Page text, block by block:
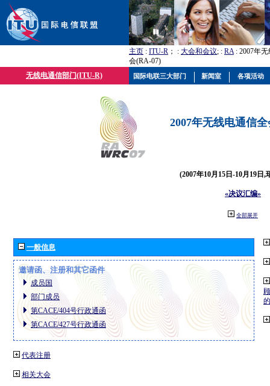
主页 : ITU-R ； : 大会和会议; : RA: 2007年
会(RA-07)
无线电通信部门(ITU-R)
2007年无线电通信
(2007年10月15日-10月19日,
«决议汇编»
全部展开
一般信息
邀请函、注册和其它函件
成员国
部门成员
第CACE/404号行政通函
第CACE/427号行政通函
代表注册
相关大会
国际电联三大部门 新闻室 各项活动